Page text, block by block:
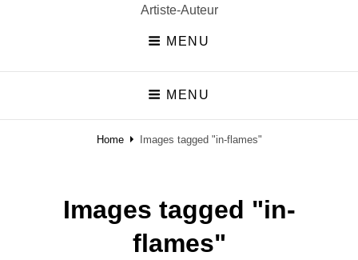
Artiste-Auteur
MENU
MENU
Home Images tagged "in-flames"
Images tagged "in-
flames"